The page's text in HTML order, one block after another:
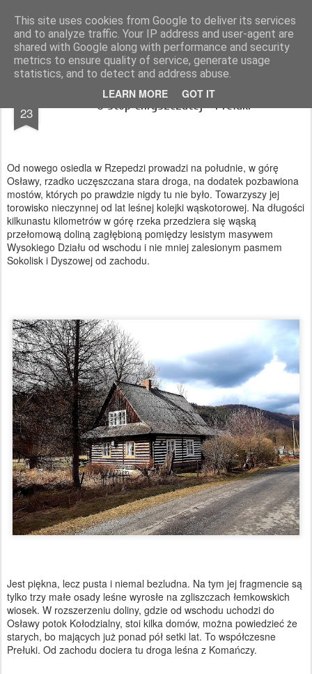
This site uses cookies from Google to deliver its services
and to analyze traffic. Your IP address and user-agent are
shared with Google along with performance and security
metrics to ensure quality of service, generate usage
statistics, and to detect and address abuse.
LEARN MORE GOT IT
Magurskie wyprawy podróże, góry, fotografia
Pages
23 U stóp Chryszczatej - Prełuki
Od nowego osiedla w Rzepedzi prowadzi na południe, w górę
Osławy, rzadko uczęszczana stara droga, na dodatek pozbawiona
mostów, których po prawdzie nigdy tu nie było. Towarzyszy jej
torowisko nieczynnej od lat leśnej kolejki wąskotorowej. Na długości
kilkunastu kilometrów w górę rzeka przedziera się wąską
przełomową doliną zagłębioną pomiędzy lesistym masywem
Wysokiego Działu od wschodu i nie mniej zalesionym pasmem
Sokolisk i Dyszowej od zachodu.
Jest piękna, lecz pusta i niemal bezludna. Na tym jej fragmencie są
tylko trzy małe osady leśne wyrosłe na zgliszczach łemkowskich
wiosek. W rozszerzeniu doliny, gdzie od wschodu uchodzi do
Osławy potok Kołodzialny, stoi kilka domów, można powiedzieć że
starych, bo mających już ponad pół setki lat. To współczesne
Prełuki. Od zachodu dociera tu droga leśna z Komańczy.